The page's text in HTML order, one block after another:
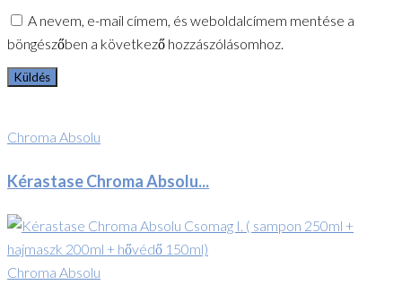
A nevem, e-mail címem, és weboldalcímem mentése a
böngészőben a következő hozzászólásomhoz.
Chroma Absolu
Kérastase Chroma Absolu...
Chroma Absolu